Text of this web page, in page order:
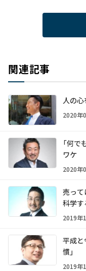
関連記事
人の心
2020年
「何で
ワケ
2020年
売って
科学す
2019年
平成と
慣」
2019年